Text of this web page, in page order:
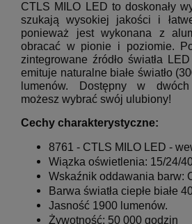
CTLS MILO LED to doskonały
szukają wysokiej jakości i
ponieważ jest wykonana z
obracać w pionie i poziomie.
zintegrowane źródło światła
emituje naturalne białe światło
lumenów.
Dostępny w
możesz wybrać swój ulubiony!
Cechy charakterystyczne:
8761 - CTLS MILO LED -
Wiązka oświetlenia: 15/24/
Wskaźnik oddawania barw:
Barwa światła ciepłe białe
Jasność 1900 lumenów.
Żywotność: 50 000 godzin